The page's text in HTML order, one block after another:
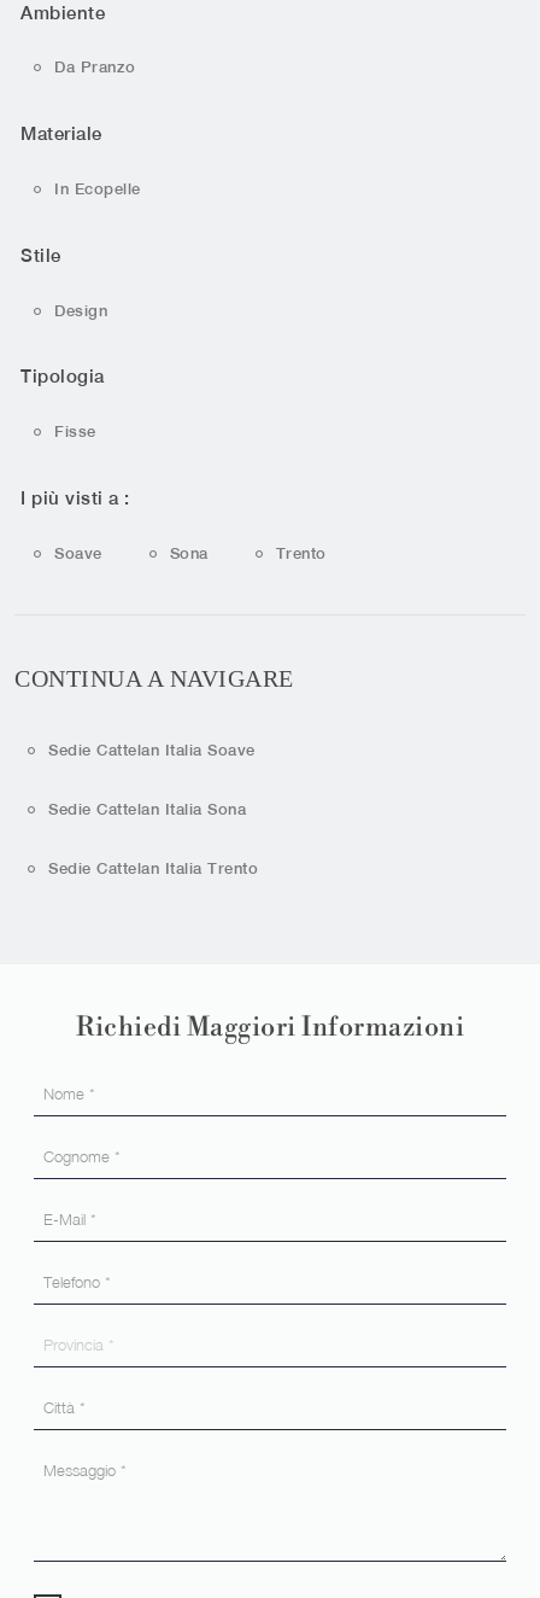
Ambiente
Da Pranzo
Materiale
In Ecopelle
Stile
Design
Tipologia
Fisse
I più visti a :
Soave Sona Trento
CONTINUA A NAVIGARE
Sedie Cattelan Italia Soave
Sedie Cattelan Italia Sona
Sedie Cattelan Italia Trento
Richiedi Maggiori Informazioni